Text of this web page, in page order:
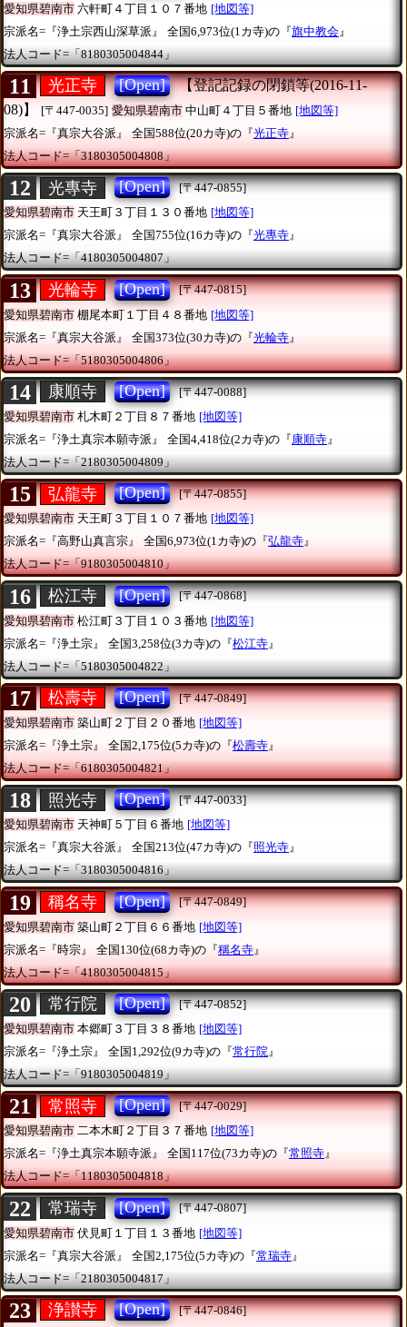
愛知県碧南市 六軒町４丁目１０７番地 [地図等]
宗派名=『浄土宗西山深草派』
全国6,973位(1カ寺)の『旗中教会 』
法人コード=「8180305004844」
11 光正寺 [Open]
【登記記録の閉鎖等(2016-11-
08)】
[〒447-0035] 愛知県碧南市 中山町４丁目５番地 [地図等]
宗派名=『真宗大谷派』
全国588位(20カ寺)の『光正寺 』
法人コード=「3180305004808」
12 光專寺 [Open]
[〒447-0855]
愛知県碧南市 天王町３丁目１３０番地 [地図等]
宗派名=『真宗大谷派』
全国755位(16カ寺)の『光專寺』
法人コード=「4180305004807」
13 光輪寺 [Open]
[〒447-0815]
愛知県碧南市 棚尾本町１丁目４８番地 [地図等]
宗派名=『真宗大谷派』
全国373位(30カ寺)の『光輪寺 』
法人コード=「5180305004806」
14 康順寺 [Open]
[〒447-0088]
愛知県碧南市 札木町２丁目８７番地 [地図等]
宗派名=『浄土真宗本願寺派』
全国4,418位(2カ寺)の『康順寺 』
法人コード=「2180305004809」
15 弘龍寺 [Open]
[〒447-0855]
愛知県碧南市 天王町３丁目１０７番地 [地図等]
宗派名=『高野山真言宗』
全国6,973位(1カ寺)の『弘龍寺』
法人コード=「9180305004810」
16 松江寺 [Open]
[〒447-0868]
愛知県碧南市 松江町３丁目１０３番地 [地図等]
宗派名=『浄土宗』
全国3,258位(3カ寺)の『松江寺 』
法人コード=「5180305004822」
17 松壽寺 [Open]
[〒447-0849]
愛知県碧南市 築山町２丁目２０番地 [地図等]
宗派名=『浄土宗』
全国2,175位(5カ寺)の『松壽寺 』
法人コード=「6180305004821」
18 照光寺 [Open]
[〒447-0033]
愛知県碧南市 天神町５丁目６番地 [地図等]
宗派名=『真宗大谷派』
全国213位(47カ寺)の『照光寺』
法人コード=「3180305004816」
19 稱名寺 [Open]
[〒447-0849]
愛知県碧南市 築山町２丁目６６番地 [地図等]
宗派名=『時宗』
全国130位(68カ寺)の『稱名寺 』
法人コード=「4180305004815」
20 常行院 [Open]
[〒447-0852]
愛知県碧南市 本郷町３丁目３８番地 [地図等]
宗派名=『浄土宗』
全国1,292位(9カ寺)の『常行院 』
法人コード=「9180305004819」
21 常照寺 [Open]
[〒447-0029]
愛知県碧南市 二本木町２丁目３７番地 [地図等]
宗派名=『浄土真宗本願寺派』
全国117位(73カ寺)の『常照寺』
法人コード=「1180305004818」
22 常瑞寺 [Open]
[〒447-0807]
愛知県碧南市 伏見町１丁目１３番地 [地図等]
宗派名=『真宗大谷派』
全国2,175位(5カ寺)の『常瑞寺 』
法人コード=「2180305004817」
23 浄讃寺 [Open] [〒447-0846]